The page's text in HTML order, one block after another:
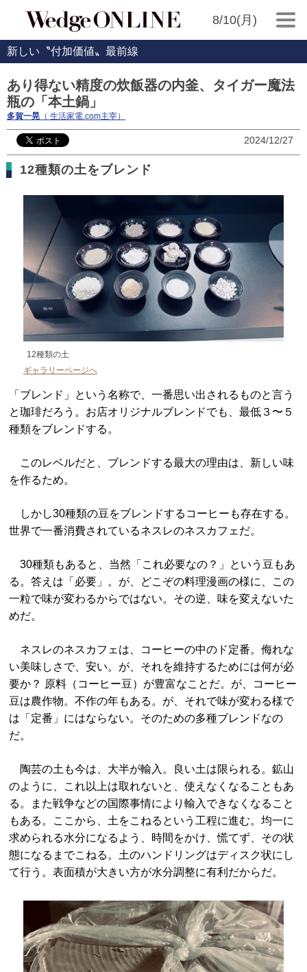
8/10(月)
新しい〝付加価値〟最前線
あり得ない精度の炊飯器の内釜、タイガー魔法
瓶の「本土鍋」
多賀一晃 （ 生活家電.com主宰）
2024/12/27
12種類の土をブレンド
12種類の土
ギャラリーページへ
「ブレンド」という名称で、一番思い出されるものと言う
と珈琲だろう。お店オリジナルブレンドでも、最低３〜５
種類をブレンドする。
このレベルだと、ブレンドする最大の理由は、新しい味
を作るため。
しかし30種類の豆をブレンドするコーヒーも存在する。
世界で一番消費されているネスレのネスカフェだ。
30種類もあると、当然「これ必要なの？」という豆もあ
る。答えは「必要」。が、どこぞの料理漫画の様に、この
一粒で味が変わるからではない。その逆、味を変えないた
めだ。
ネスレのネスカフェは、コーヒーの中のド定番。侮れな
い美味しさで、安い。が、それを維持するためには何が必
要か？ 原料（コーヒー豆）が豊富なことだ。が、コーヒー
豆は農作物。不作の年もある。が、それで味が変わる様で
は「定番」にはならない。そのための多種ブレンドなの
だ。
陶芸の土も今は、大半が輸入。良い土は限られる。鉱山
のように、これ以上は取れないと、使えなくなることもあ
る。また戦争などの国際事情により輸入できなくなること
もある。ここから、土をこねるという工程に進む。均一に
求められる水分になるよう、時間をかけ、慌てず、その状
態になるまでこねる。土のハンドリングはディスク状にし
て行う。表面積が大きい方が水分調整に有利だからだ。